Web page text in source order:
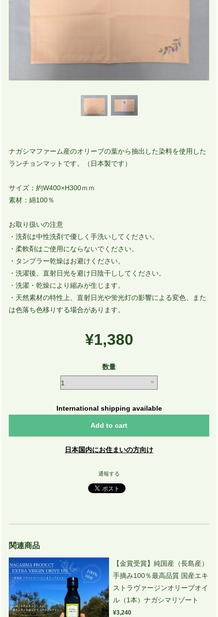
ナガシマファーム産のオリーブの葉から抽出した染料を使用した
ランチョンマットです。（日本製です）
サイズ：約W400×H300ｍｍ
素材：綿100％
お取り扱いの注意
・洗剤は中性洗剤で優しく手洗いしてください。
・柔軟剤はご使用にならないでください。
・タンブラー乾燥はお避けください。
・洗濯後、直射日光を避け日陰干ししてください。
・洗濯・乾燥により縮みが生じます。
・天然素材の特性上、直射日光や蛍光灯の影響による変色、また
は色落ち色移りする場合があります。
¥1,380
数量
International shipping available
Add to cart
日本国内にお住まいの方向け
通報する
関連商品
【金賞受賞】純国産（長島産）
手摘み100％最高品質 国産エキ
ストラヴァージンオリーブオイ
ル（1本）ナガシマリゾート
¥3,240